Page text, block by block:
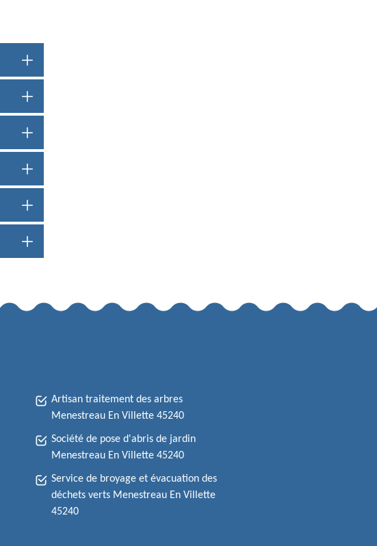
Artisan traitement des arbres
Menestreau En Villette 45240
Société de pose d'abris de jardin
Menestreau En Villette 45240
Service de broyage et évacuation des
déchets verts Menestreau En Villette
45240